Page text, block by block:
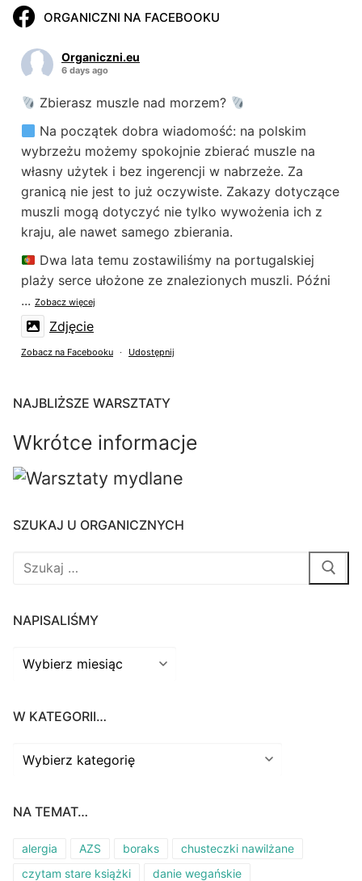
ORGANICZNI NA FACEBOOKU
Organiczni.eu
6 days ago
Zbierasz muszle nad morzem?
Na początek dobra wiadomość: na polskim
wybrzeżu możemy spokojnie zbierać muszle na
własny użytek i bez ingerencji w nabrzeże. Za
granicą nie jest to już oczywiste. Zakazy dotyczące
muszli mogą dotyczyć nie tylko wywożenia ich z
kraju, ale nawet samego zbierania.
Dwa lata temu zostawiliśmy na portugalskiej
plaży serce ułożone ze znalezionych muszli. Późni
... Zobacz więcej
Zdjęcie
Zobacz na Facebooku · Udostępnij
Organiczni.eujest w: Jurata, Półwysep Helski.
2 weeks ago
Idealny moment na kąpiel
🌡Woda w temperaturze powietrza
Jestem z morza
Zobacz na Facebooku
Organiczni.eu
Dziś zapraszam Was do Bilbao
wyprawy do stolicy Kraju Basków (link w bio).
i jego okolice według planu na 3 dni, jednak już
Pretekstem jest sierpniowe zaćmienie Słońca, które
(Dlaczego Bilbao? Ponieważ w sierp ...Zobacz
więcej
NAJBLIŻSZE WARSZTATY
Wkrótce informacje
SZUKAJ U ORGANICZNYCH
Szukaj:
NAPISALIŚMY
Napisaliśmy
W KATEGORII…
W
kategorii…
NA TEMAT…
alergia AZS boraks
chusteczki nawilżane
czytam stare książki
danie wegańskie